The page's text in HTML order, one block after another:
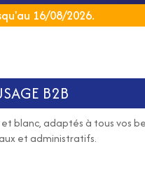
16/08/2026.
B2B
blanc, adaptés à tous vos
et administratifs.